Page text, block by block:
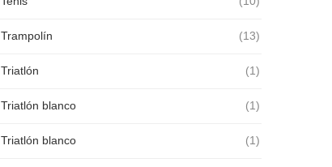
Trampolín (13)
Triatlón (1)
Triatlón blanco (1)
Triatlón blanco (1)